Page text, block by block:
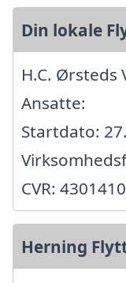
Din lokale
H.C. Ørsteds
Ansatte:
Startdato:
CVR:
Herning